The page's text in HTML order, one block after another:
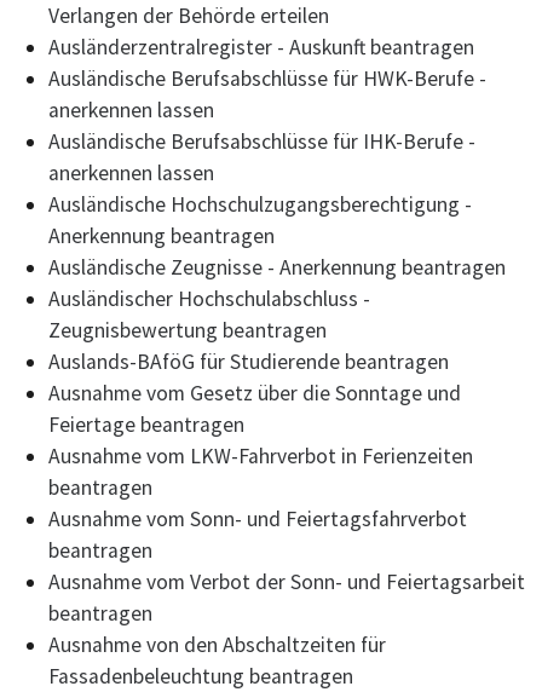
Verlangen der Behörde erteilen
Ausländerzentralregister - Auskunft beantragen
Ausländische Berufsabschlüsse für HWK-Berufe -
anerkennen lassen
Ausländische Berufsabschlüsse für IHK-Berufe -
anerkennen lassen
Ausländische Hochschulzugangsberechtigung -
Anerkennung beantragen
Ausländische Zeugnisse - Anerkennung beantragen
Ausländischer Hochschulabschluss -
Zeugnisbewertung beantragen
Auslands-BAföG für Studierende beantragen
Ausnahme vom Gesetz über die Sonntage und
Feiertage beantragen
Ausnahme vom LKW-Fahrverbot in Ferienzeiten
beantragen
Ausnahme vom Sonn- und Feiertagsfahrverbot
beantragen
Ausnahme vom Verbot der Sonn- und Feiertagsarbeit
beantragen
Ausnahme von den Abschaltzeiten für
Fassadenbeleuchtung beantragen